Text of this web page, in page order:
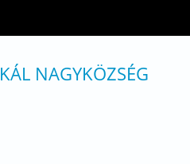
KÁL NAGYKÖZSÉG